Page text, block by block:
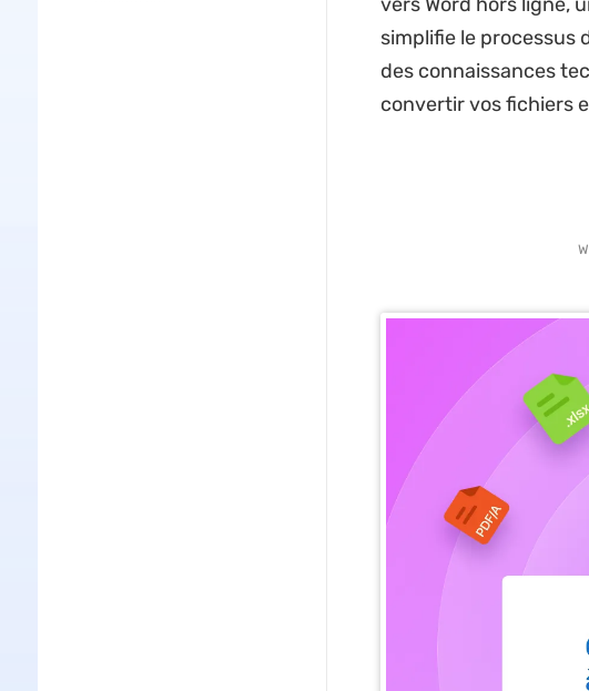
simplifie le processus
des connaissances
convertir vos fichiers